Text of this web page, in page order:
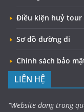
Điều kiện huỷ tour
Sơ đồ đường đi
Chính sách bảo
LIÊN HỆ
“Website đang trong